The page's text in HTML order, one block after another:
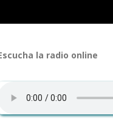
la radio online